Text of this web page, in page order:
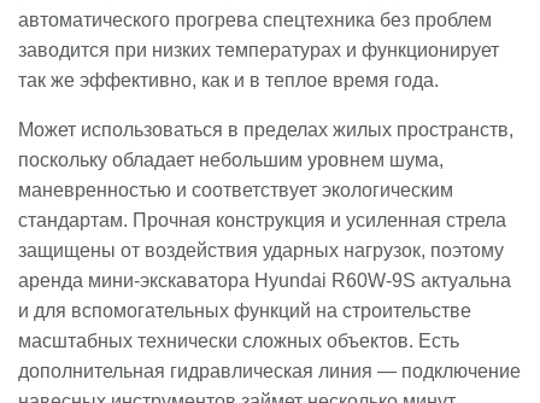
автоматического прогрева спецтехника без проблем
заводится при низких температурах и функционирует
так же эффективно, как и в теплое время года.
Может использоваться в пределах жилых пространств,
поскольку обладает небольшим уровнем шума,
маневренностью и соответствует экологическим
стандартам. Прочная конструкция и усиленная стрела
защищены от воздействия ударных нагрузок, поэтому
аренда мини-экскаватора Hyundai R60W-9S актуальна
и для вспомогательных функций на строительстве
масштабных технически сложных объектов. Есть
дополнительная гидравлическая линия — подключение